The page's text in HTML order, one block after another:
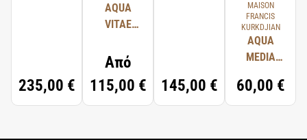
235,00 €
AQUA
VITAE
FORTE
Από
115,00 €
145,00 €
MAISON
FRANCIS
KURKDJIAN
AQUA
MEDIA
FORTE
SCENTED
60,00 €